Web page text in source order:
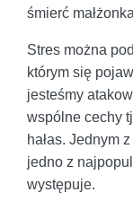
śmierć
Stres można
którym się
jesteśmy
wspólne cechy
hałas. Jednym
jedno z
występuje.